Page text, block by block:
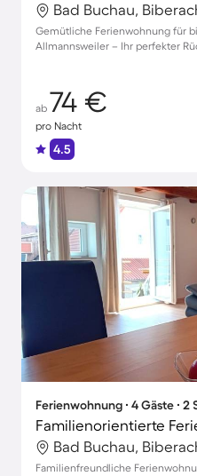
Bad Buchau,
Gemütliche Ferienwohnung für
Allmannsweiler – Ihr perfekter
ab 74 €
pro Nacht
4.5
Ferienwohnung ∙ 4 Gäste ∙
Familienorientierte
Bad Buchau,
Familienfreundliche